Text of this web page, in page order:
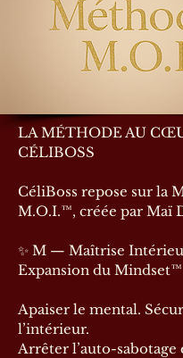
LA MÉTHODE AU
CÉLIBOSS
CéliBoss repose sur la
M.O.I.™, créée par Maï
✨ M — Maîtrise
Expansion du Mindset™
Apaiser le mental.
l’intérieur.
Arrêter l’auto-sabotage